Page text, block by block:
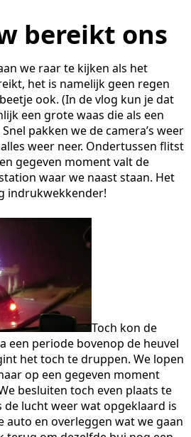
bereikt ons
we raar te kijken als het
het is namelijk geen regen
ook. (In de vlog kun je dat
een grote waas die als een
pakken we de camera’s weer
weer neer. Ondertussen flitst
gegeven moment valt de
waar we naast staan. Het
indrukwekkender!
Toch kon de
een periode bovenop de heuvel
het toch te druppen. We lopen
op een gegeven moment
besluiten toch even plaats te
de lucht weer wat opgeklaard is
auto en overleggen wat we gaan